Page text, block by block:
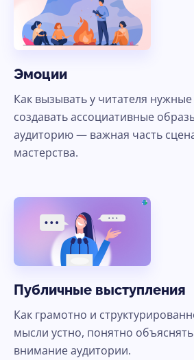
Эмоции
Как вызывать у читателя
создавать ассоциативные
аудиторию — важная часть
мастерства.
Публичные выступления
Как грамотно и
мысли устно, понятно
внимание аудитории.